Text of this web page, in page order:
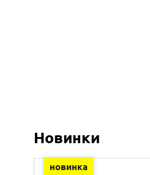
Новинки
новинка